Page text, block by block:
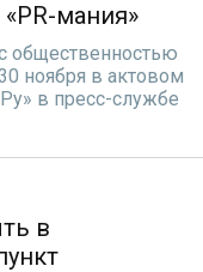
мания»
общественностью
ноября в актовом
в пресс-службе
в